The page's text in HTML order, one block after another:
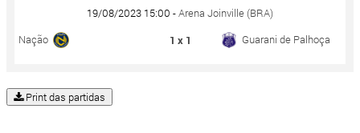
19/08/2023 15:00 -Arena Joinville (BRA)
Nação
1 x 1 Guarani de Palhoça
Print das partidas